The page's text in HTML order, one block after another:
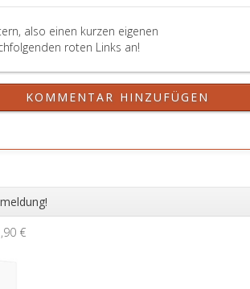
also einen kurzen eigenen
roten Links an!
KOMMENTAR HINZUFÜGEN
€